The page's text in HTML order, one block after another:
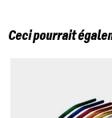
Ceci pourrait